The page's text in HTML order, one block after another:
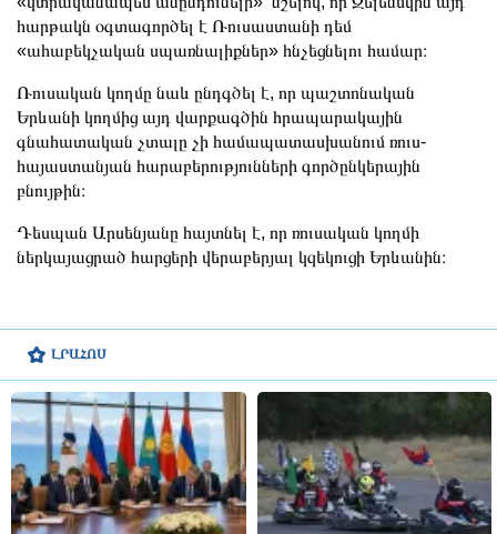
ԼՐԱՀՈՍ
հարթակն օգտագործել է Ռուսաստանի դեմ
«ահաբեկչական սպառնալիքներ» հնչեցնելու համար։
Ռուսական կողմը նաև ընդգծել է, որ պաշտոնական
Երևանի կողմից այդ վարքագծին հրապարակային
գնահատական չտալը չի համապատասխանում ռուս-
հայաստանյան հարաբերությունների գործընկերային
բնույթին։
Դեսպան Արսենյանը հայտնել է, որ ռուսական կողմի
ներկայացրած հարցերի վերաբերյալ կզեկուցի Երևանին։